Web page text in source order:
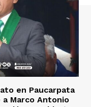
en Paucarpata
Marco Antonio